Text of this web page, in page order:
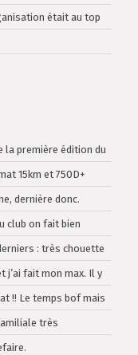
était au top
la première édition du
15km et 750D+
dernière donc.
club on fait bien
: très chouette
j’ai fait mon max. Il y
!! Le temps bof mais
très